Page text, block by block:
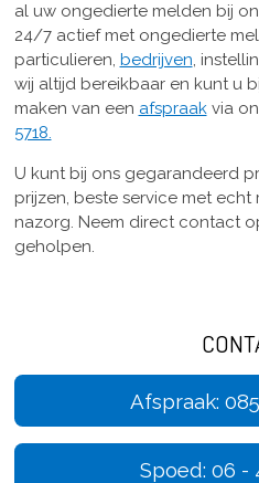
al uw ongedierte melden bij
24/7 actief met ongedierte
particulieren, bedrijven,
wij altijd bereikbaar en kunt u
maken van een afspraakvia
5718.
U kunt bij ons gegarandeerd
prijzen, beste service met
nazorg. Neem direct contact
geholpen.
Afspraak:
Spoed: 06 -